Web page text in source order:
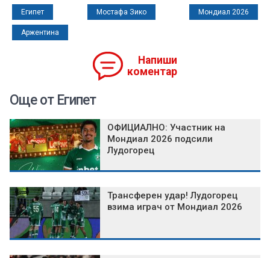
Египет Мостафа Зико Мондиал 2026
Аржентина
Напиши
коментар
Още от Египет
ОФИЦИАЛНО: Участник на
Мондиал 2026 подсили
Лудогорец
Трансферен удар! Лудогорец
взима играч от Мондиал 2026